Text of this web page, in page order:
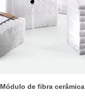
Módulo de fibra cerâmica